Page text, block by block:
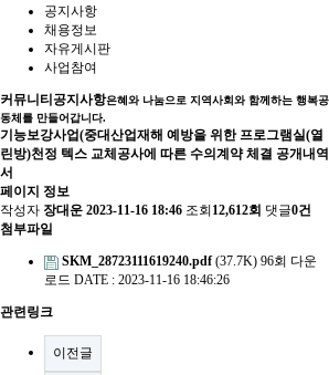
공지사항
채용정보
자유게시판
사업참여
커뮤니티 공지사항은혜와 나눔으로 지역사회와 함께하는 행복공
동체를 만들어갑니다.
기능보강사업(중대산업재해 예방을 위한 프로그램실(열
린방)천정 텍스 교체공사에 따른 수의계약 체결 공개내역
서
페이지 정보
작성자 장대운 2023-11-16 18:46 조회 12,612회 댓글0건
첨부파일
SKM_28723111619240.pdf(37.7K) 96회 다운
로드 DATE : 2023-11-16 18:46:26
관련링크
이전글